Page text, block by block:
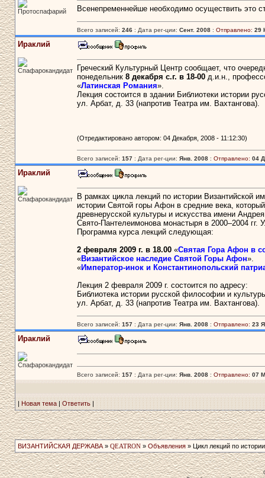
Протоспафарий Всенепременнейше необходимо осуществить это
Всего записей: 246: Дата рег-ции: Сент. 2008: Отправлено: 29
Ираклий
Спафарокандидат
Греческий Культурный Центр сообщает, что
понедельник 8 декабря с.г. в 18-00 д.и.н.,
«Латинская Романия».
Лекция состоится в здании Библиотеки истории
ул. Арбат, д. 33 (напротив Театра им. Вахтангова).
(Отредактировано автором: 04 Декабря, 2008 - 11:12:30)
Всего записей: 157: Дата рег-ции: Янв. 2008: Отправлено: 04
Ираклий
Спафарокандидат
В рамках цикла лекций по истории Византийской
истории Святой горы Афон в средние века,
древнерусской культуры и искусства имени
Свято-Пантелеимонова монастыря в 2000–2004 гг.
Программа курса лекций следующая:
2 февраля 2009 г. в 18.00 «Святая Гора Афон в
«Византийское наследие Святой Горы Афон».
«Император-инок и Константинопольский
Лекция 2 февраля 2009 г. состоится по адресу:
Библиотека истории русской философии и
ул. Арбат, д. 33 (напротив Театра им. Вахтангова).
Всего записей: 157: Дата рег-ции: Янв. 2008: Отправлено: 23
Ираклий
Спафарокандидат
Всего записей: 157: Дата рег-ции: Янв. 2008: Отправлено: 07
| Новая тема|Ответить|
ВИЗАНТИЙСКАЯ ДЕРЖАВА» QEATRON» Объявления» Цикл лекций по